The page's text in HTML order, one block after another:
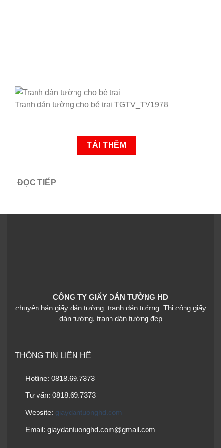
Tranh dán tường cho bé trai TGTV_TV1978
TẢI THÊM
ĐỌC TIẾP
CÔNG TY GIẤY DÁN TƯỜNG HD
chuyên bán giấy dán tường, tranh dán tường. Thi công giấy
dán tường, tranh dán tường đẹp
THÔNG TIN LIÊN HỆ
Hotline: 0818.69.7373
Tư vấn: 0818.69.7373
Website: giaydantuonghd.com
Email: giaydantuonghd.com@gmail.com